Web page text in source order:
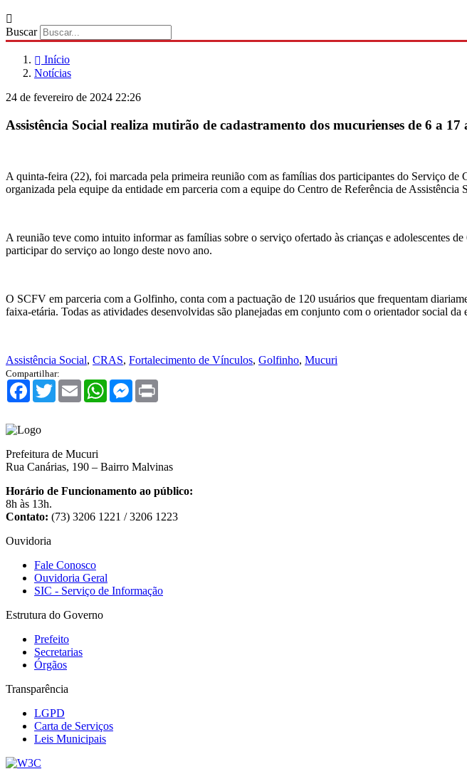
Buscar
Início
Notícias
24 de fevereiro de 2024 22:26
Assistência Social realiza mutirão de cadastramento dos mucurienses de 6 a
A quinta-feira (22), foi marcada pela primeira reunião com as famílias dos participantes do Serviço
organizada pela equipe da entidade em parceria com a equipe do Centro de Referência de Assistência
A reunião teve como intuito informar as famílias sobre o serviço ofertado às crianças e adolescentes
participar do serviço ao longo deste novo ano.
O SCFV em parceria com a Golfinho, conta com a pactuação de 120 usuários que frequentam
faixa-etária. Todas as atividades desenvolvidas são planejadas em conjunto com o orientador social
Assistência Social, CRAS, Fortalecimento de Vínculos, Golfinho, Mucuri
Compartilhar:
Facebook
TwitterEmail WhatsAppMessenger
Prefeitura de Mucuri
Rua Canárias, 190 – Bairro Malvinas
Horário de Funcionamento ao público:
8h às 13h.
Contato: (73) 3206 1221 / 3206 1223
Ouvidoria
Fale Conosco
Ouvidoria Geral
SIC - Serviço de Informação
Estrutura do Governo
Prefeito
Secretarias
Órgãos
Transparência
LGPD
Carta de Serviços
Leis Municipais